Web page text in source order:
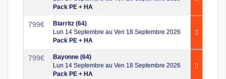
Pack PE + HA
799€
Biarritz (64)
Lun 14 Septembre au Ven 18 Septembre 2026
Pack PE + HA
799€
Bayonne (64)
Lun 14 Septembre au Ven 18 Septembre 2026
Pack PE + HA